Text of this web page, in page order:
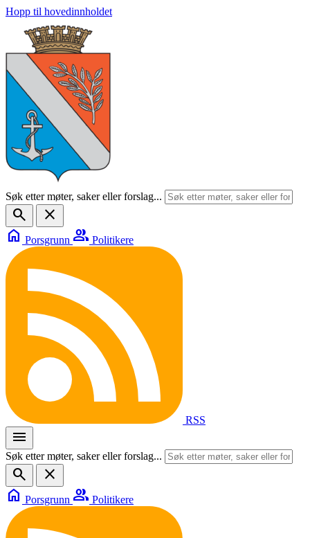
Hopp til hovedinnholdet
Søk etter møter, saker eller forslag...
search
close
home Porsgrunn group Politikere
RSS
menu
Søk etter møter, saker eller forslag...
search
close
home Porsgrunn group Politikere